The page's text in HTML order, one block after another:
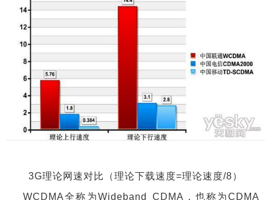
3G理论网速对比（理论下载速度=理论速度/8）
WCDMA全称为Wideband CDMA ，也称为CDMA